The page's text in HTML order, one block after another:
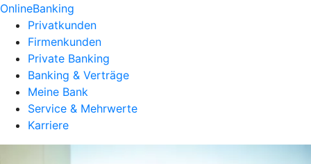
OnlineBanking
Privatkunden
Firmenkunden
Private Banking
Banking & Verträge
Meine Bank
Service & Mehrwerte
Karriere